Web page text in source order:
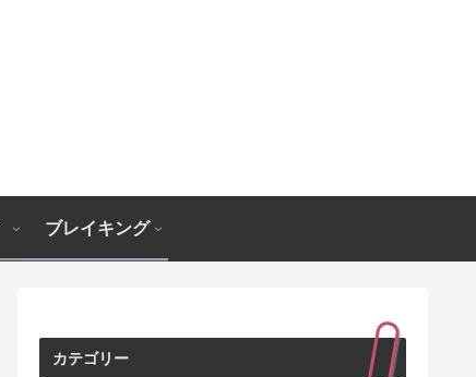
ブレイキング
カテゴリー